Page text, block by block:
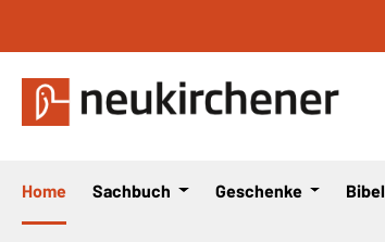
Home Sachbuch Geschenke Bibel